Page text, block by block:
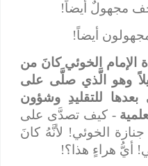
مجهولٌ أيضاً!
أيضاً!
الإمام الخوئي كانَ من
وهو الَّذي صلَّى على
للتقليدِ وشؤون
- كيف تصدَّى على
الخوئي! لأنَّهُ كانَ
أيُّ هراءٍ هذا؟!